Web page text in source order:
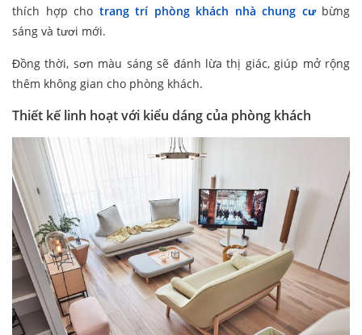
thích hợp cho trang trí phòng khách nhà chung cưbừng
sáng và tươi mới.
Đồng thời, sơn màu sáng sẽ đánh lừa thị giác, giúp mở rộng
thêm không gian cho phòng khách.
Thiết kế linh hoạt với kiểu dáng của phòng khách